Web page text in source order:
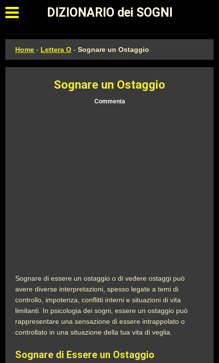
Apri il menu principale
DIZIONARIO dei SOGNI
Home - Lettera O -Sognare un Ostaggio
Sognare un Ostaggio
Commenta
Sognare di essere un ostaggio o di vedere ostaggi può
avere diverse interpretazioni, spesso legate a temi di
controllo, impotenza, conflitti interni e situazioni di vita
limitanti. In psicologia dei sogni, essere un ostaggio può
rappresentare una sensazione di essere intrappolato o
controllato in una situazione della tua vita di veglia.
Sognare di Essere un Ostaggio